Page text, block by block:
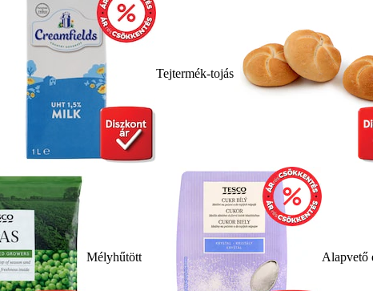
Tejtermék-tojás
Mélyhűtött Alapvető